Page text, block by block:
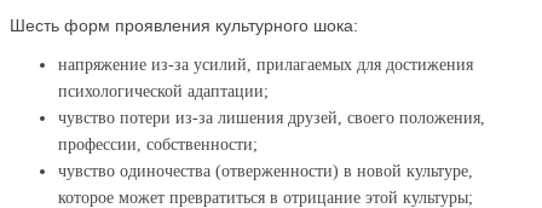
Шесть форм проявления культурного шока:
напряжение из-за усилий, прилагаемых для достижения
психологической адаптации;
чувство потери из-за лишения друзей, своего положения,
профессии, собственности;
чувство одиночества (отверженности) в новой культуре,
которое может превратиться в отрицание этой культуры;